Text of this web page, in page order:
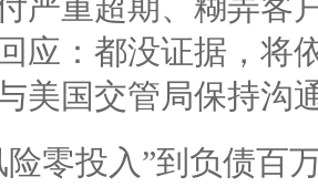
应：都没证据，将
美国交管局保持沟
险零投入”到负债百